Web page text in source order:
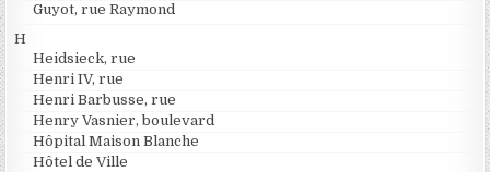
Guyot, rue Raymond
H
Heidsieck, rue
Henri IV, rue
Henri Barbusse, rue
Henry Vasnier, boulevard
Hôpital Maison Blanche
Hôtel de Ville